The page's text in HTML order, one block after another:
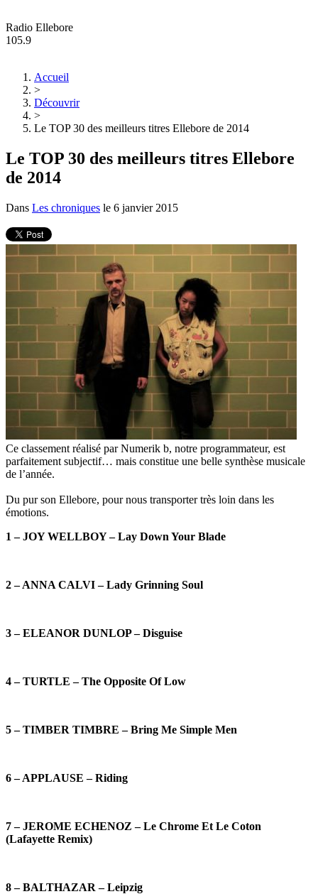
Radio Ellebore
105.9
Accueil
>
Découvrir
>
Le TOP 30 des meilleurs titres Ellebore de 2014
Le TOP 30 des meilleurs titres Ellebore
de 2014
Dans Les chroniques le 6 janvier 2015
Ce classement réalisé par Numerik b, notre programmateur, est
parfaitement subjectif… mais constitue une belle synthèse musicale
de l’année.
Du pur son Ellebore, pour nous transporter très loin dans les
émotions.
1 – JOY WELLBOY – Lay Down Your Blade
2 – ANNA CALVI – Lady Grinning Soul
3 – ELEANOR DUNLOP – Disguise
4 – TURTLE – The Opposite Of Low
5 – TIMBER TIMBRE – Bring Me Simple Men
6 – APPLAUSE – Riding
7 – JEROME ECHENOZ – Le Chrome Et Le Coton
(Lafayette Remix)
8 – BALTHAZAR – Leipzig